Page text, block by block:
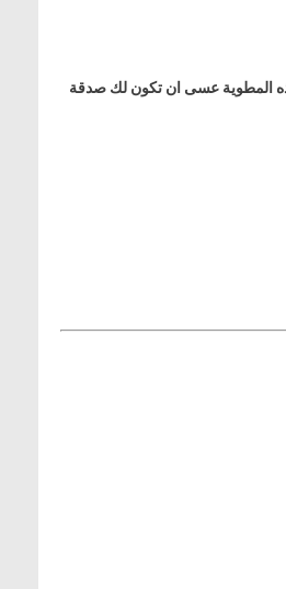
المطوية عسى ان تكون لك صدقة